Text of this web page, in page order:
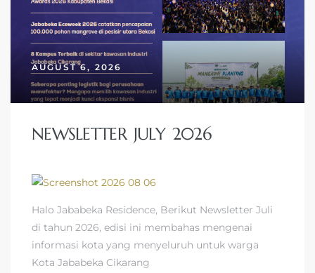
AUGUST 6, 2026
NEWSLETTER JULY 2026
Halo Jababeka Residence, Berikut Newsletter Juli
di tahun 2026, edisi ini membahas mengenai
informasi kota yang menyeluruh untuk warga
Kota Jababeka Cikarang